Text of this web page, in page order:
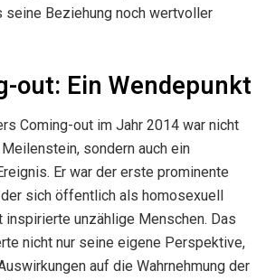
seine Beziehung noch wertvoller
out: Ein Wendepunkt
Coming-out im Jahr 2014 war nicht
sondern auch ein
Er war der erste prominente
sich öffentlich als homosexuell
inspirierte unzählige Menschen. Das
nicht nur seine eigene Perspektive,
auf die Wahrnehmung der